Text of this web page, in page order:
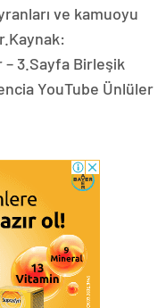
ve kamuoyu
3.Sayfa Birleşik
YouTube Ünlüler